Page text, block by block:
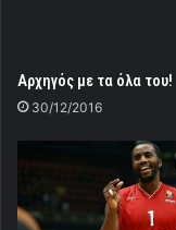
Αρχηγός με τα όλα του!
30/12/2016